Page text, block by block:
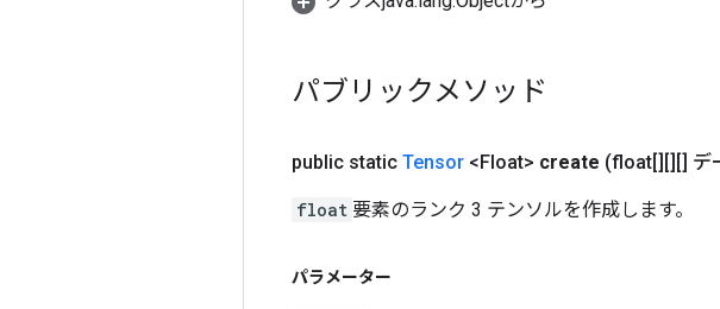
パブリックメソッド
public static Tensor <Float> create (float[][][] デ
float 要素のランク 3 テンソルを作成します。
パラメーター